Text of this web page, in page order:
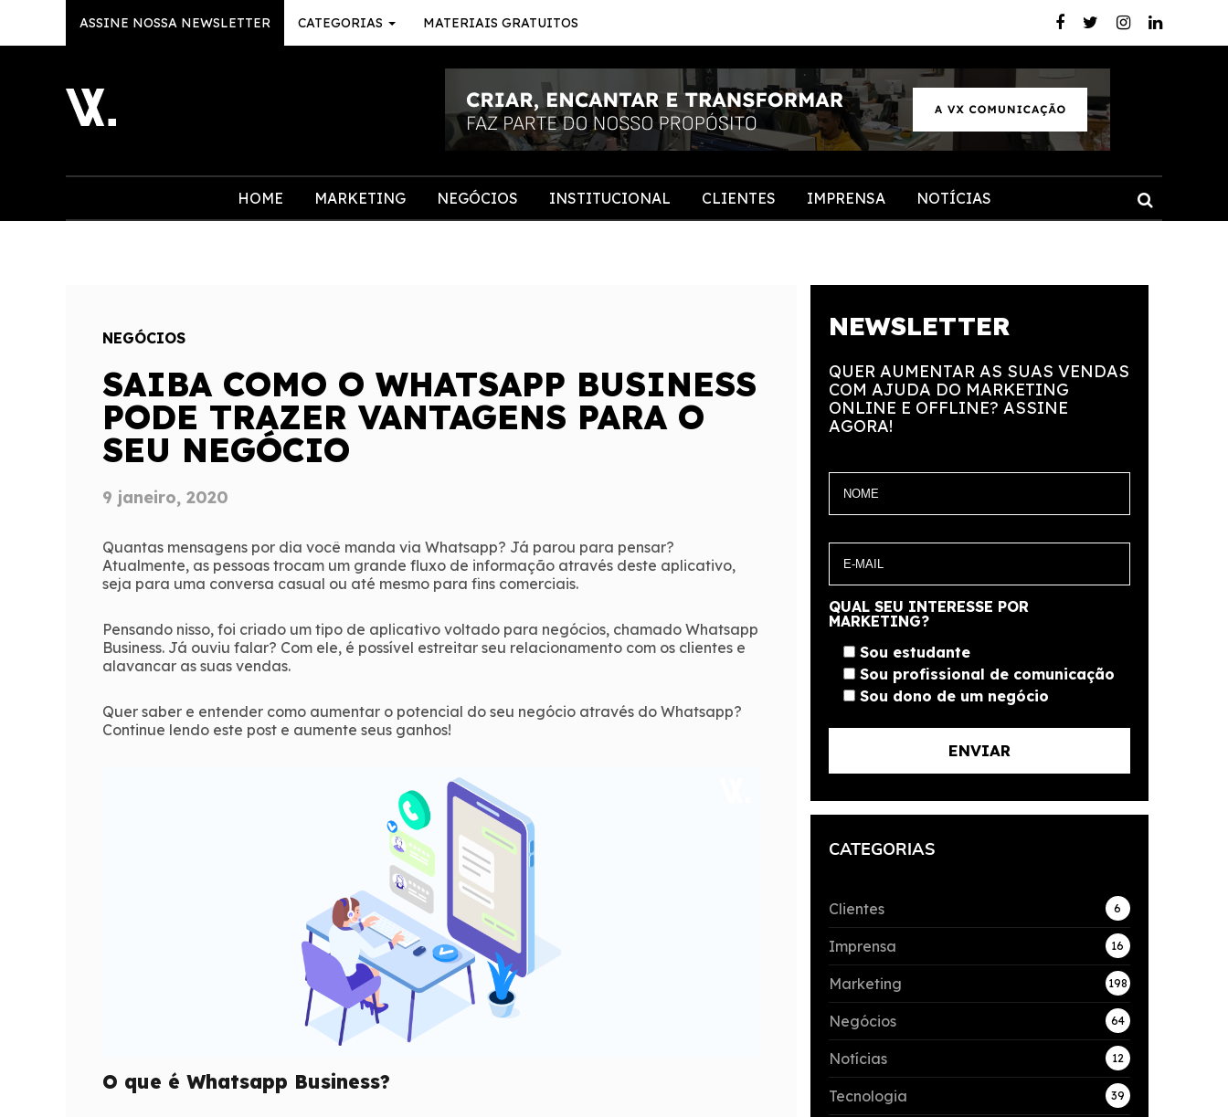
ASSINE NOSSA NEWSLETTER CATEGORIAS MATERIAIS GRATUITOS
HOME MARKETING NEGÓCIOS INSTITUCIONAL CLIENTES IMPRENSA NOTÍCIAS
NEGÓCIOS
SAIBA COMO O WHATSAPP BUSINESS
PODE TRAZER VANTAGENS PARA O
SEU NEGÓCIO
9 janeiro, 2020
Quantas mensagens por dia você manda via Whatsapp? Já parou para pensar?
Atualmente, as pessoas trocam um grande fluxo de informação através deste aplicativo,
seja para uma conversa casual ou até mesmo para fins comerciais.
Pensando nisso, foi criado um tipo de aplicativo voltado para negócios, chamado Whatsapp
Business. Já ouviu falar? Com ele, é possível estreitar seu relacionamento com os clientes e
alavancar as suas vendas.
Quer saber e entender como aumentar o potencial do seu negócio através do Whatsapp?
Continue lendo este post e aumente seus ganhos!
O que é Whatsapp Business?
NEWSLETTER
QUER AUMENTAR AS SUAS VENDAS
COM AJUDA DO MARKETING
ONLINE E OFFLINE? ASSINE
AGORA!
QUAL SEU INTERESSE POR
MARKETING?
Sou estudante
Sou profissional de comunicação
Sou dono de um negócio
CATEGORIAS
Clientes 6
Imprensa 16
Marketing 198
Negócios 64
Notícias 12
Tecnologia 39